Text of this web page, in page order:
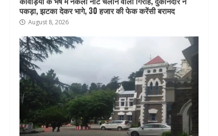
पकड़ा, झटका देकर भागे, 30 हजार की फेक करेंसी बरामद
August 8, 2026